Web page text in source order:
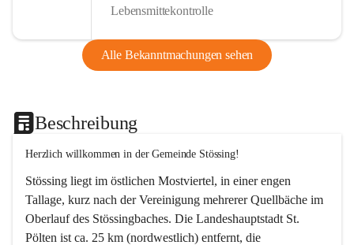
Lebensmittekontrolle
Alle Bekanntmachungen sehen
Beschreibung
Herzlich willkommen in der Gemeinde Stössing!
Stössing liegt im östlichen Mostviertel, in einer engen
Tallage, kurz nach der Vereinigung mehrerer Quellbäche im
Oberlauf des Stössingbaches. Die Landeshauptstadt St.
Pölten ist ca. 25 km (nordwestlich) entfernt, die